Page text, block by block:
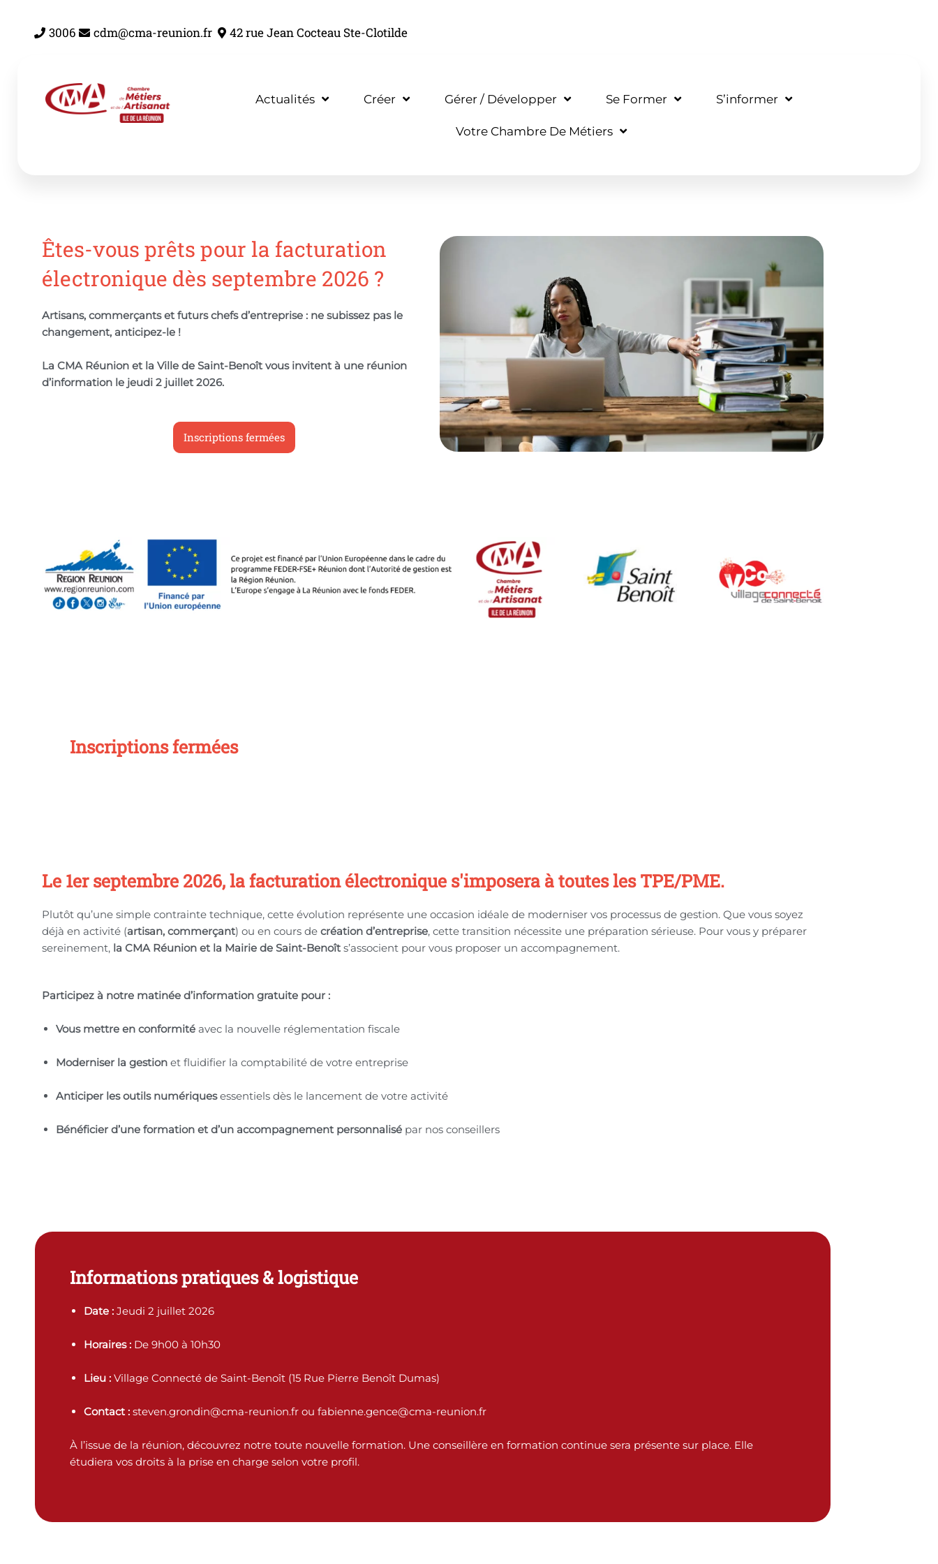
contenu
3006 cdm@cma-reunion.fr 42 rue Jean Cocteau Ste-Clotilde
Actualités Créer Gérer / Développer Se Former S’informer
Votre Chambre De Métiers
Êtes-vous prêts pour la facturation
électronique dès septembre 2026 ?
Artisans, commerçants et futurs chefs d’entreprise : ne subissez pas le
changement, anticipez-le !
La CMA Réunion et la Ville de Saint-Benoît vous invitent à une réunion
d’information le jeudi 2 juillet 2026.
Inscriptions fermées
Inscriptions fermées
Le 1er septembre 2026, la facturation électronique s'imposera à toutes les TPE/PME.
Plutôt qu’une simple contrainte technique, cette évolution représente une occasion idéale de moderniser vos processus de gestion. Que vous soyez
déjà en activité (artisan, commerçant) ou en cours de création d’entreprise, cette transition nécessite une préparation sérieuse. Pour vous y préparer
sereinement, la CMA Réunion et la Mairie de Saint-Benoît s’associent pour vous proposer un accompagnement.
Participez à notre matinée d’information gratuite pour :
Vous mettre en conformité avec la nouvelle réglementation fiscale
Moderniser la gestion et fluidifier la comptabilité de votre entreprise
Anticiper les outils numériquesessentiels dès le lancement de votre activité
Bénéficier d’une formation et d’un accompagnement personnalisé par nos conseillers
Informations pratiques & logistique
Date : Jeudi 2 juillet 2026
Horaires : De 9h00 à 10h30
Lieu : Village Connecté de Saint-Benoît (15 Rue Pierre Benoît Dumas)
Contact : steven.grondin@cma-reunion.fr ou fabienne.gence@cma-reunion.fr
À l’issue de la réunion, découvrez notre toute nouvelle formation. Une conseillère en formation continue sera présente sur place. Elle
étudiera vos droits à la prise en charge selon votre profil.